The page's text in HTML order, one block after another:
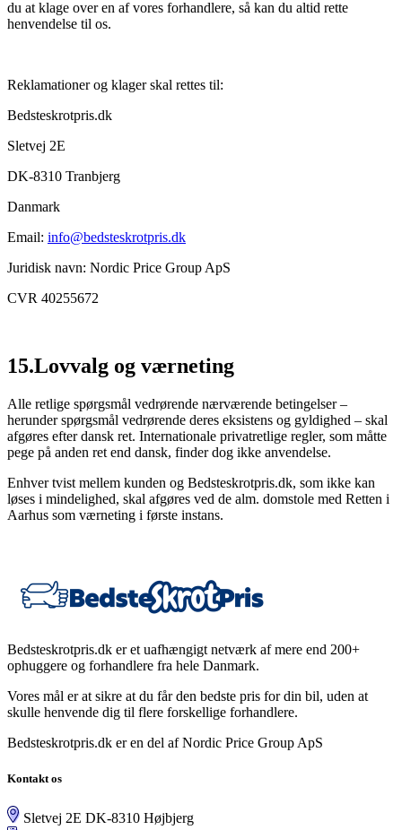
du at klage over en af vores forhandlere, så kan du altid rette
henvendelse til os.
Reklamationer og klager skal rettes til:
Bedsteskrotpris.dk
Sletvej 2E
DK-8310 Tranbjerg
Danmark
Email: info@bedsteskrotpris.dk
Juridisk navn: Nordic Price Group ApS
CVR 40255672
15.Lovvalg og værneting
Alle retlige spørgsmål vedrørende nærværende betingelser –
herunder spørgsmål vedrørende deres eksistens og gyldighed – skal
afgøres efter dansk ret. Internationale privatretlige regler, som måtte
pege på anden ret end dansk, finder dog ikke anvendelse.
Enhver tvist mellem kunden og Bedsteskrotpris.dk, som ikke kan
løses i mindelighed, skal afgøres ved de alm. domstole med Retten i
Aarhus som værneting i første instans.
Bedsteskrotpris.dk er et uafhængigt netværk af mere end 200+
ophuggere og forhandlere fra hele Danmark.
Vores mål er at sikre at du får den bedste pris for din bil, uden at
skulle henvende dig til flere forskellige forhandlere.
Bedsteskrotpris.dk er en del af Nordic Price Group ApS
Kontakt os
Sletvej 2E DK-8310 Højbjerg